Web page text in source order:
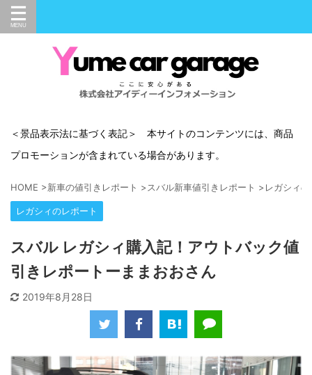
＜景品表示法に基づく表記＞ 本サイトのコンテンツには、商品
プロモーションが含まれている場合があります。
HOME >新車の値引きレポート >スバル新車値引きレポート >レガシィ
レガシィのレポート
スバル レガシィ購入記！アウトバック値
引きレポートーままおおさん
2019年8月28日